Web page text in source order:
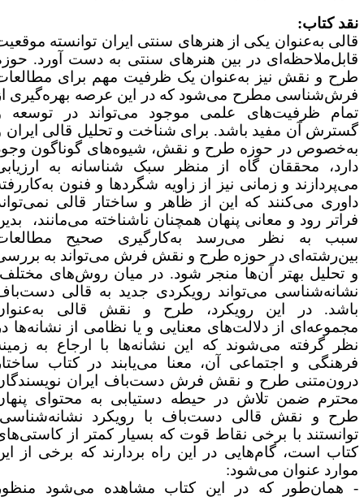
کتاب:
به‌عنوان یکی از هنرهای سنتی ایران توانسته موقعیت
در بین هنرهای سنتی به دست آورد. حوزه
و نقش نیز به‌عنوان یک ظرفیت مهم برای مطالعات
مطرح می‌شود که در این عرصه بهره‌گیری از
ظرفیت‌های علمی موجود می‌تواند در توسعه و
آن مفید باشد. برای شناخت و تحلیل قالی ایران و
در حوزه طرح و نقش، شیوه‌های گوناگون وجود
محققان گاه از منظر سبک شناسانه به ارزیابی
و زمانی نیز از زاویه شگردها و فنون به‌کاررفته
می‌کنند که این از ظاهر و ساختار قالی نمی‌تواند
رود و معانی پنهان همچنان ناشناخته می‌مانند، بدین
به نظر می‌رسد به‌کارگیری صحیح مطالعات
در حوزه طرح و نقش فرش می‌تواند به بررسی
تحلیل بهتر آن‌ها منجر شود.در میان روش‌های مختلف،
می‌تواند رویکردی جدید به قالی دست‌باف
در این رویکرد، طرح و نقش قالی به‌عنوان
از دلالت‌های معنایی و یا نظامی از نشانه‌ها در
گرفته می‌شوند که این نشانه‌ها با ارجاع به زمینه
و اجتماعی آن، معنا می‌یابند در کتاب ساختار
طرح و نقش فرش دست‌باف ایران نویسندگان
ضمن تلاش در حیطه دستیابی به محتوای پنهان
و نقش قالی دست‌باف با رویکرد نشانه‌شناسی،
با برخی نقاط قوت که بسیار کمتر از کاستی‌های
است، گام‌هایی در این راه بردارند که برخی از این
عنوان می‌شود:
همان‌طور که در این کتاب مشاهده می‌شود منظور